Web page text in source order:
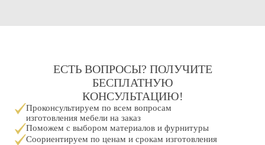
ЕСТЬ ВОПРОСЫ? ПОЛУЧИТЕ
БЕСПЛАТНУЮ
КОНСУЛЬТАЦИЮ!
Проконсультируем по всем вопросам
изготовления мебели на заказ
Поможем с выбором материалов и фурнитуры
Соориентируем по ценам и срокам изготовления